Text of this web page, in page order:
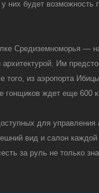
них будет возможность
Средиземноморья —
Им
того, из аэропорта
гонщиков ждет еще 600
для
вид и салон
за руль не только